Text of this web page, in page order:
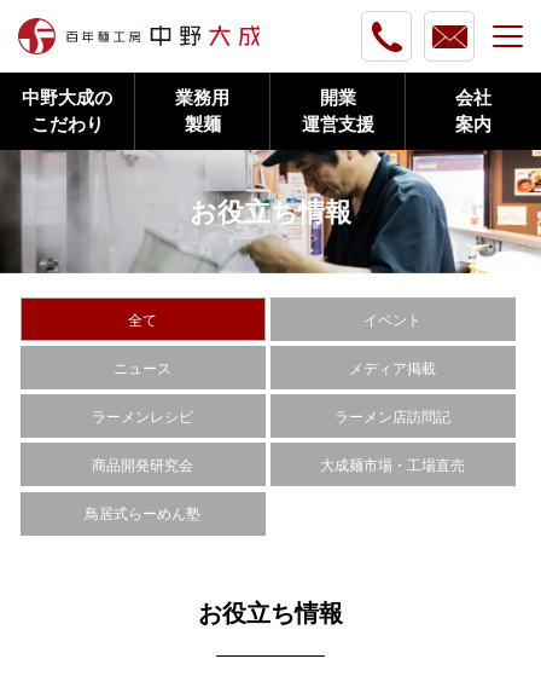
中野大成の
こだわり
業務用
製麺
開業
運営支援
会社
案内
お役立ち情報
全て イベント
ニュース メディア掲載
ラーメンレシピ ラーメン店訪問記
商品開発研究会 大成麺市場・工場直売
鳥居式らーめん塾
お役立ち情報